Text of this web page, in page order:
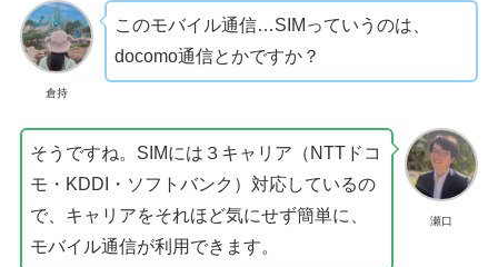
倉持
このモバイル通信…SIMっていうのは、
docomo通信とかですか？
瀬口
そうですね。SIMには３キャリア（NTTドコ
モ・KDDI・ソフトバンク）対応しているの
で、キャリアをそれほど気にせず簡単に、
モバイル通信が利用できます。